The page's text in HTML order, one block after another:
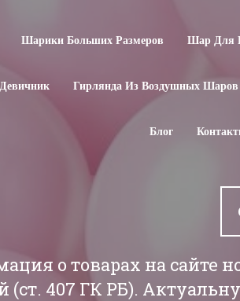
Шарики Больших Размеров Шар Для
Гирлянда Из Воздушных Шаров
Блог
о товарах на сайте
(ст. 407 ГК РБ).